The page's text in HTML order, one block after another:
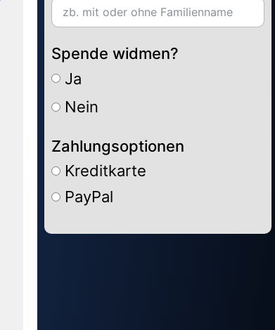
Spende widmen?
Ja
Nein
Zahlungsoptionen
Kreditkarte
PayPal
Alternative: